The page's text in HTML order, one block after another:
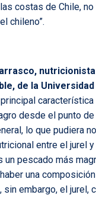
costas de Chile, no
chileno”.
de la
desde el punto
lo que pudiera
entre el jurel
un pescado más
una
sin embargo, el jurel,